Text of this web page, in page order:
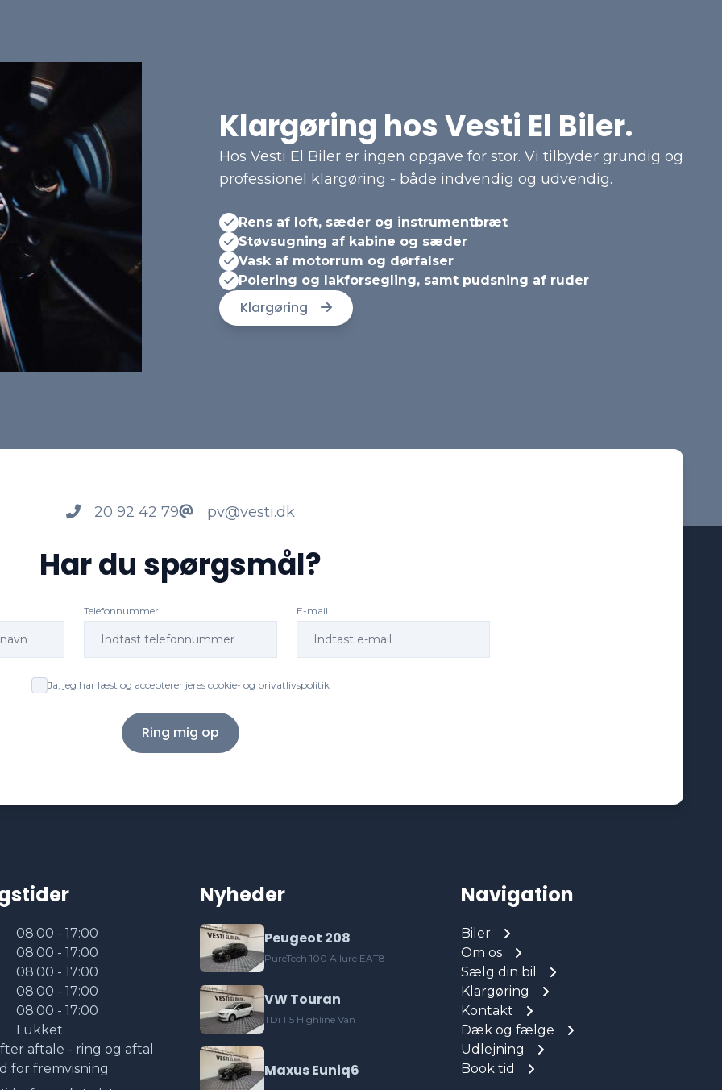
Klargøring hos Vesti El Biler.
Hos Vesti El Biler er ingen opgave for stor. Vi tilbyder grundig og
professionel klargøring - både indvendig og udvendig.
Rens af loft, sæder og instrumentbræt
Støvsugning af kabine og sæder
Vask af motorrum og dørfalser
Polering og lakforsegling, samt pudsning af ruder
Klargøring
20 92 42 79 pv@vesti.dk
Har du spørgsmål?
Telefonnummer E-mail
Ja, jeg har læst og accepterer jeres cookie- og privatlivspolitik
Ring mig op
08:00 - 17:00
08:00 - 17:00
08:00 - 17:00
08:00 - 17:00
08:00 - 17:00
Lukket
aftale - ring og aftal
for fremvisning
Nyheder
Peugeot 208
PureTech 100 Allure EAT8
VW Touran
TDi 115 Highline Van
Maxus Euniq6
Navigation
Biler
Om os
Sælg din bil
Klargøring
Kontakt
Dæk og fælge
Udlejning
Book tid